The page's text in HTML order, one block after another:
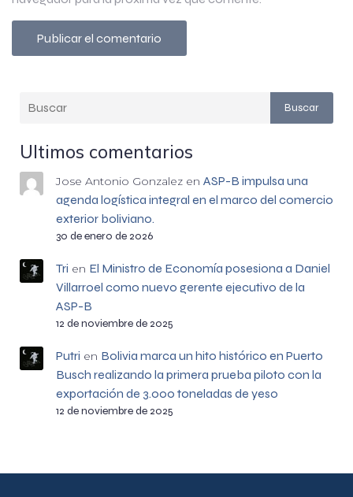
Buscar
Ultimos comentarios
Jose Antonio Gonzalezen ASP-B impulsa una
agenda logística integral en el marco del comercio
exterior boliviano.
30 de enero de 2026
Tri en El Ministro de Economía posesiona a Daniel
Villarroel como nuevo gerente ejecutivo de la
ASP-B
12 de noviembre de 2025
Putri en Bolivia marca un hito histórico en Puerto
Busch realizando la primera prueba piloto con la
exportación de 3.000 toneladas de yeso
12 de noviembre de 2025